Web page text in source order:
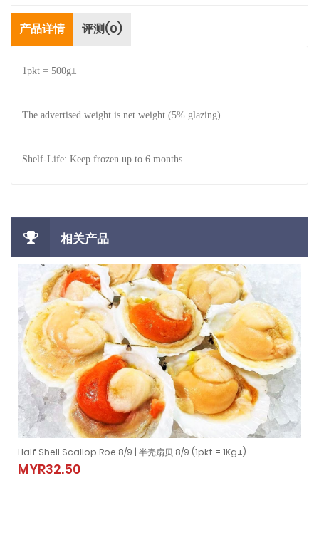
产品详情 评测(0)
1pkt = 500g±
The advertised weight is net weight (5% glazing)
Shelf-Life: Keep frozen up to 6 months
相关产品
Half Shell Scallop Roe 8/9 | 半壳扇贝 8/9 (1pkt = 1Kg±)
MYR32.50
Half Shell Scallop Roe 8/9 | 半壳扇贝 8/9 (1pkt = 1Kg±)
MYR32.50